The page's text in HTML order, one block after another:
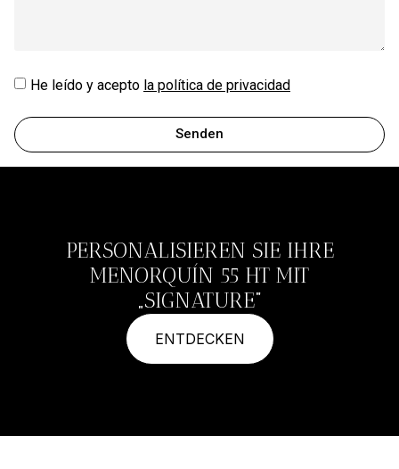
He leído y acepto la política de privacidad
Senden
PERSONALISIEREN SIE IHRE
MENORQUÍN 55 HT MIT
„SIGNATURE"
ENTDECKEN